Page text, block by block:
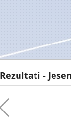
Rezultati -